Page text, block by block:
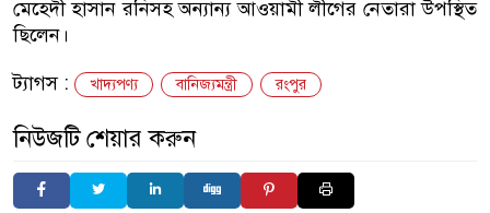
মেহেদী হাসান রনিসহ অন্যান্য আওয়ামী লীগের নেতারা উপস্থিত
ছিলেন।
ট্যাগস :
খাদ্যপণ্য বানিজ্যমন্ত্রী রংপুর
নিউজটি শেয়ার করুন